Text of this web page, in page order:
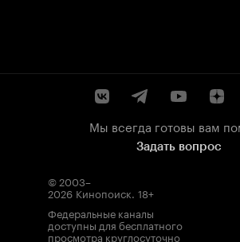
Мы всегда готовы вам
Задать вопрос
© 2003–
2026 Кинопоиск. 18+
Федеральные каналы
доступны для бесплатного
просмотра круглосуточно